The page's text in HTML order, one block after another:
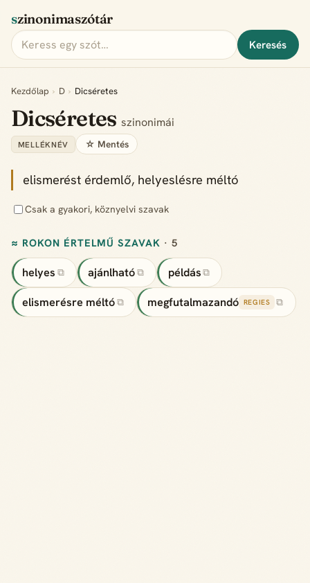
szinonimaszótár
Keresés
Kezdőlap › D › Dicséretes
Dicséretes szinonimái
MELLÉKNÉV ☆ Mentés
elismerést érdemlő, helyeslésre méltó
Csak a gyakori, köznyelvi szavak
≈ ROKON ÉRTELMŰ SZAVAK · 5
helyes ⧉ ajánlható ⧉ példás ⧉
elismerésre méltó ⧉ megfutalmazandó REGIES ⧉